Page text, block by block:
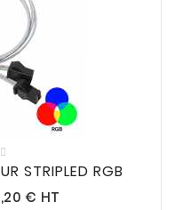
STRIPLED RGB
€ HT